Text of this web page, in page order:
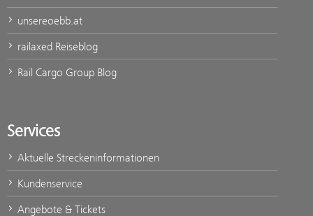
unsereoebb.at
railaxed Reiseblog
Rail Cargo Group Blog
Services
Aktuelle Streckeninformationen
Kundenservice
Angebote & Tickets